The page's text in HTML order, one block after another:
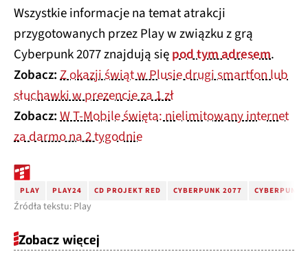
Wszystkie informacje na temat atrakcji
przygotowanych przez Play w związku z grą
Cyberpunk 2077 znajdują siępod tym adresem.
Zobacz:Z okazji świąt w Plusie drugi smartfon lub
słuchawki w prezencie za 1 zł
Zobacz:W T-Mobile święta: nielimitowany internet
za darmo na 2 tygodnie
PLAY PLAY24 CD PROJEKT RED CYBERPUNK 2077 CYBERPUNK
Źródła tekstu: Play
Zobacz więcej